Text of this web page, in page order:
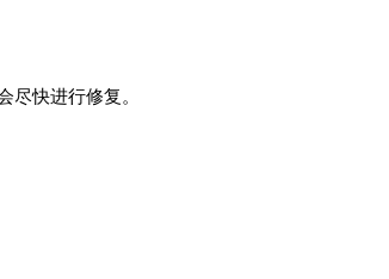
快进行修复。